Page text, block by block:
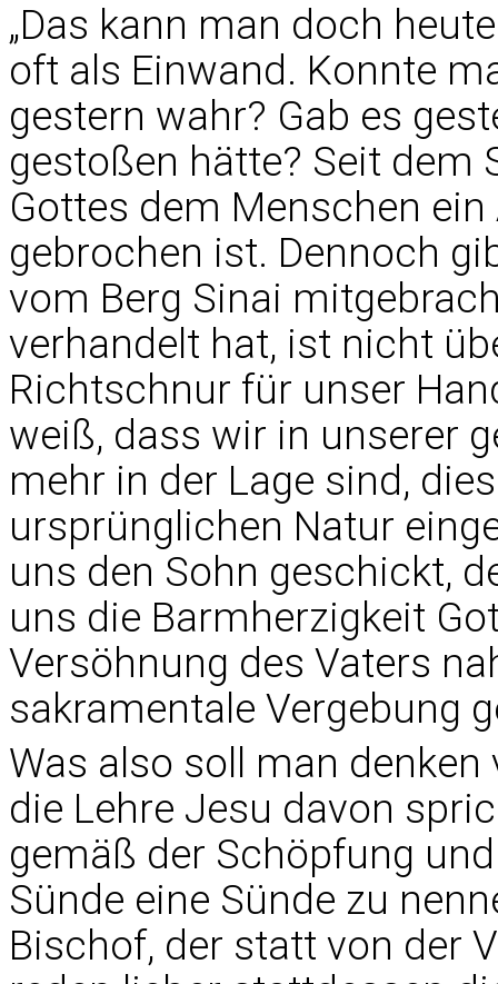
„Das kann man doch
oft als Einwand. Konnte
gestern wahr? Gab es
gestoßen hätte? Seit dem
Gottes dem Menschen
gebrochen ist. Dennoch
vom Berg Sinai
verhandelt hat, ist nicht
Richtschnur für unser
weiß, dass wir in unserer
mehr in der Lage sind,
ursprünglichen Natur
uns den Sohn geschickt,
uns die Barmherzigkeit
Versöhnung des Vaters
sakramentale Vergebung
Was also soll man
die Lehre Jesu davon
gemäß der Schöpfung
Sünde eine Sünde zu
Bischof, der statt von der